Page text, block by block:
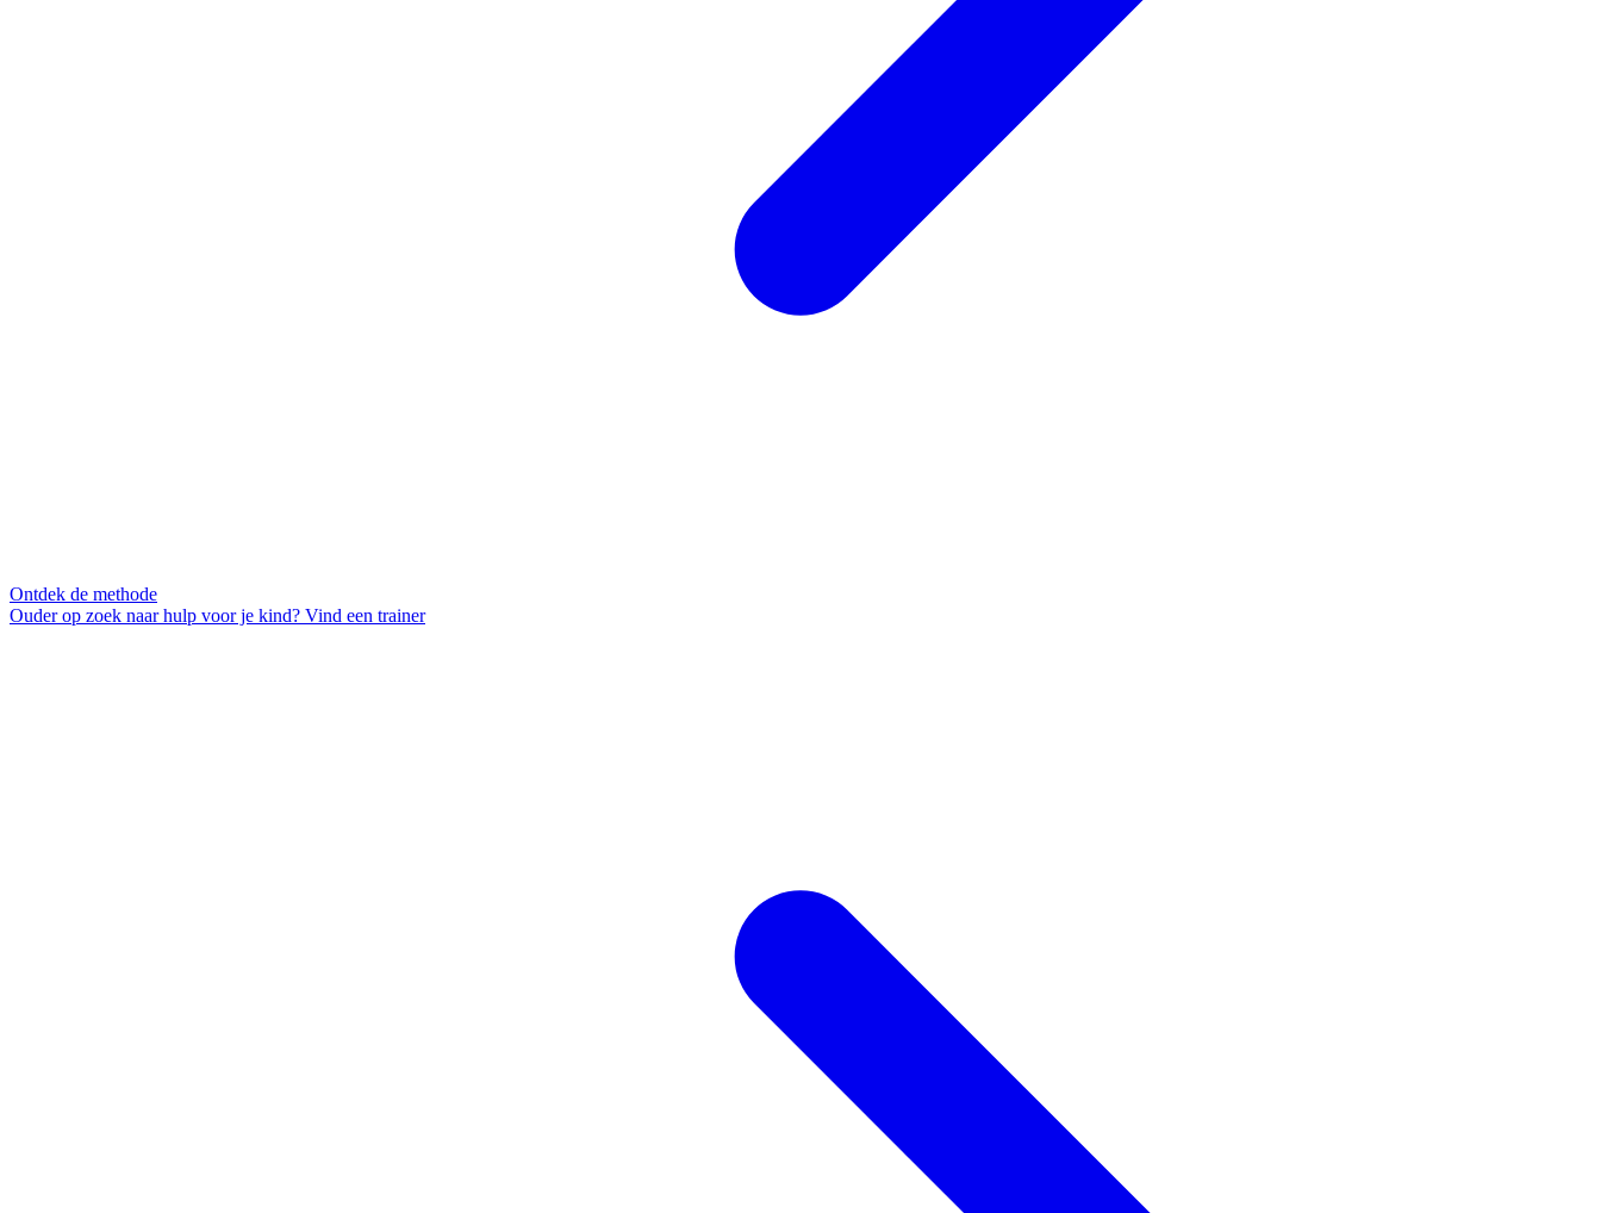
Ontdek de methode
Ouder op zoek naar hulp voor je kind? Vind een trainer